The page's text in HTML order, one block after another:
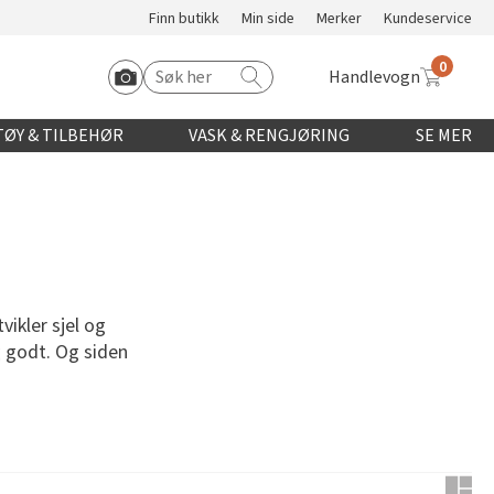
Finn butikk Min side Merker Kundeservice
Start Roomvo
Søk etter: Handlevogn 0
& TILBEHØR VASK & RENGJØRING SE MER
sjel og
Og siden
Bruk